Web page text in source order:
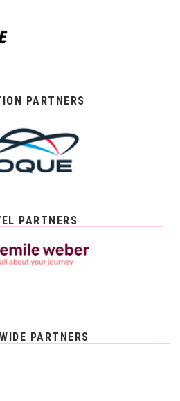
PARTNERS
PARTNERS
PARTNERS